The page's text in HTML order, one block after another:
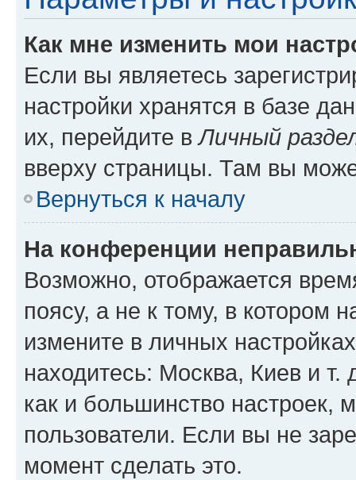
Как мне изменить мои
Если вы являетесь
настройки хранятся в базе
их, перейдите вЛичный
вверху страницы. Там вы
Вернуться к началу
На конференции
Возможно, отображается
поясу, а не к тому, в котором
измените в личных
находитесь: Москва, Киев и т.
как и большинство настроек,
пользователи. Если вы не
момент сделать это.